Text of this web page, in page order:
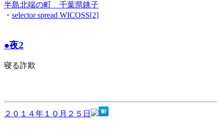
半島北端の町 千葉県銚子
・ selector spread WICOSS[2]
●夜2
寝る詐欺
２０１４年１０月２５日